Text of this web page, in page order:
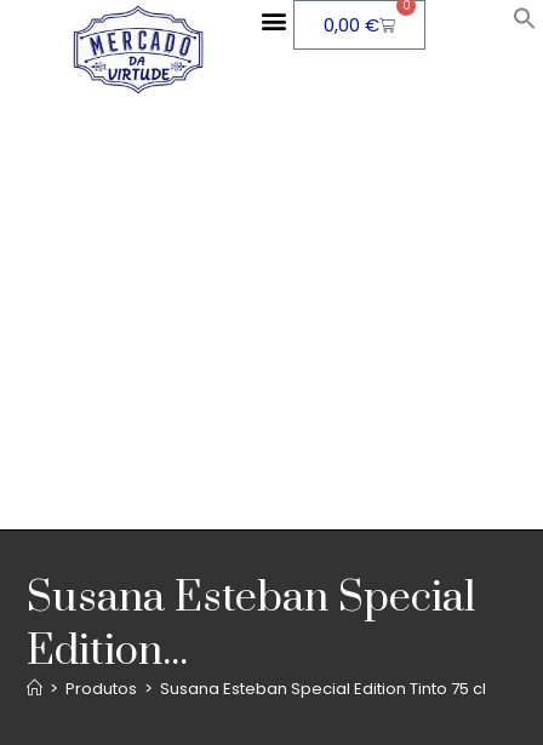
0,00€
0
Susana Esteban Special
Edition...
> Produtos > Susana Esteban Special Edition Tinto 75 cl